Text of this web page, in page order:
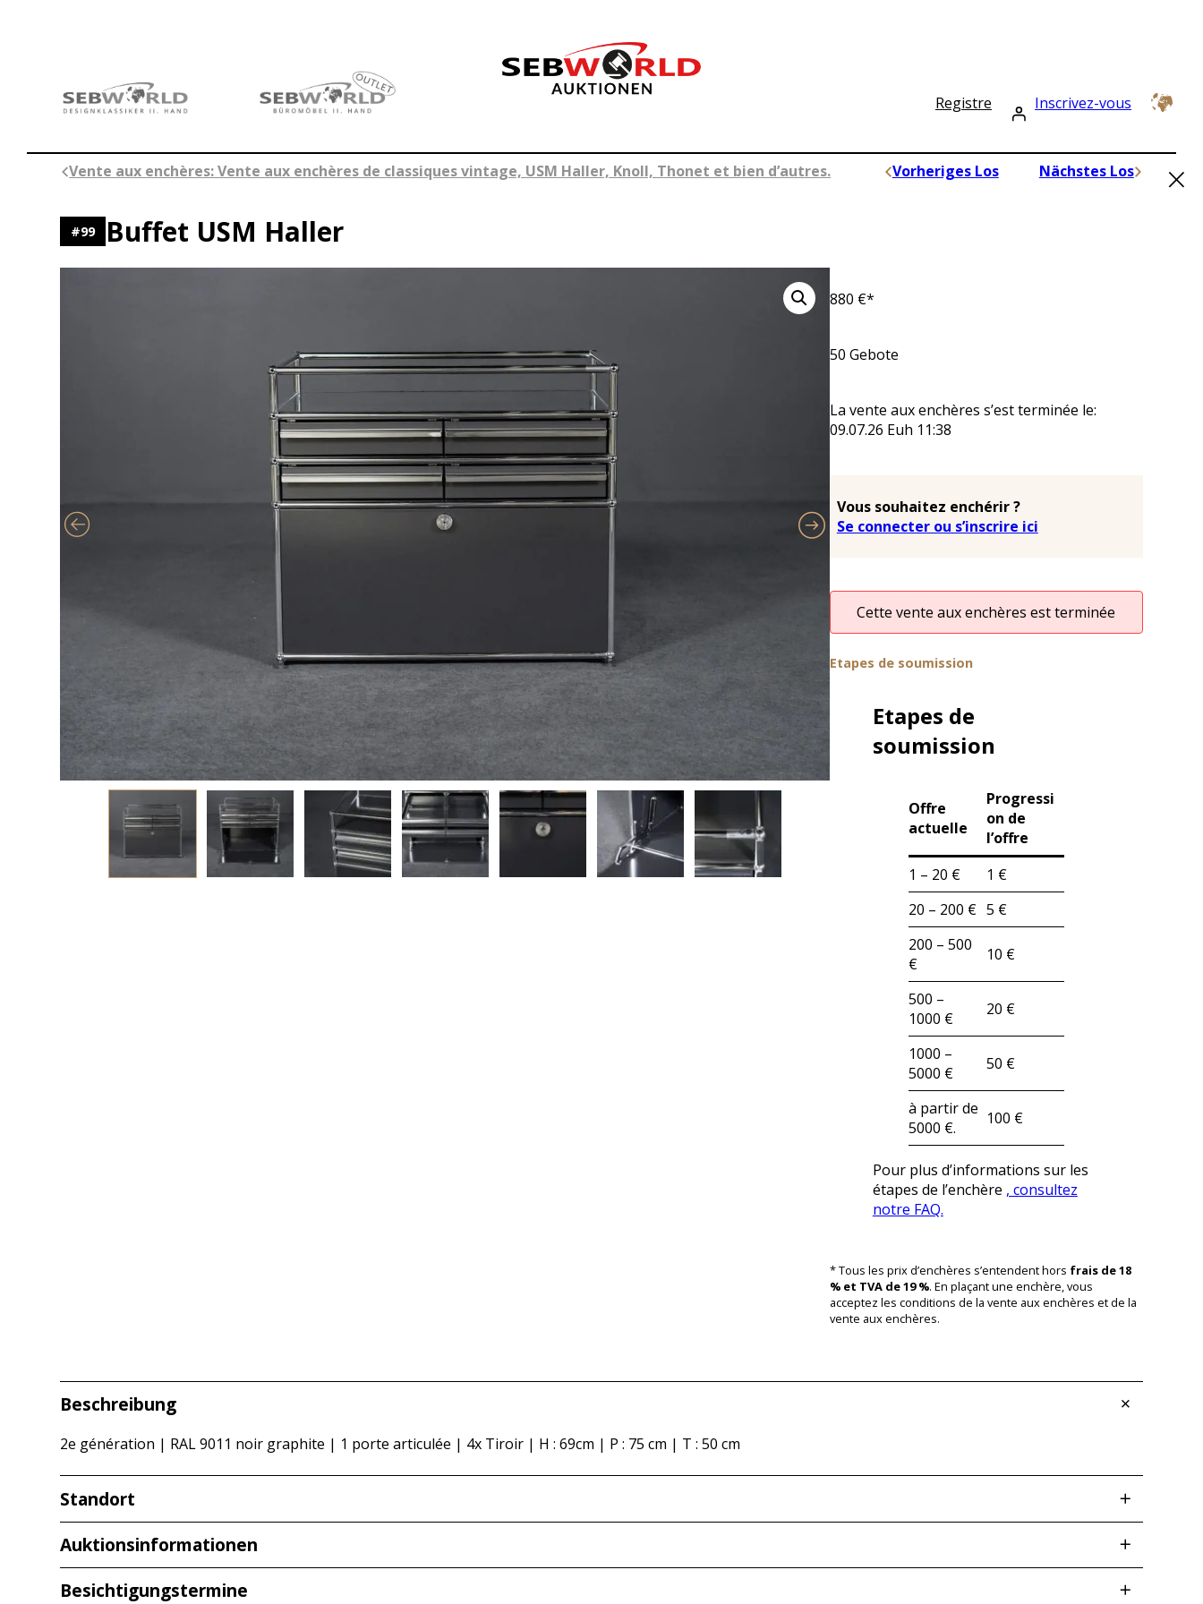
Registre Inscrivez-vous
Vente aux enchères: Vente aux enchères de classiques vintage, USM Haller, Knoll, Thonet et bien d’autres. Vorheriges Los Nächstes Los
#99 Buffet USM Haller
880 €*
50 Gebote
La vente aux enchères s’est terminée le:
09.07.26 Euh 11:38
Vous souhaitez enchérir ?
Se connecter ou s’inscrire ici
Cette vente aux enchères est terminée
Etapes de soumission
Etapes de
soumission
Offre
actuelle
Progressi
on de
l’offre
1 – 20 €
1 €
20 – 200 € 5 €
200 – 500
€
10 €
500 –
1000 €
20 €
1000 –
5000 €
50 €
à partir de
5000 €.
100 €
Pour plus d’informations sur les
étapes de l’enchère , consultez
notre FAQ.
×
* Tous les prix d’enchères s’entendent hors frais de 18
% et TVA de 19 %. En plaçant une enchère, vous
acceptez les conditions de la vente aux enchères et de la
vente aux enchères.
Beschreibung
2e génération | RAL 9011 noir graphite | 1 porte articulée | 4x Tiroir | H : 69cm | P : 75 cm | T : 50 cm
Standort
Redcarstraße 3
53842 Troisdorf
Auktionsinformationen
Besichtigungstermine